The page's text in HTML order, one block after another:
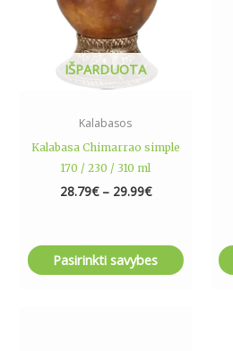
IŠPARDUOTA
Kalabasos
Kalabasa Chimarrao simple
170 / 230 / 310 ml
28.79€ – 29.99€
Pasirinkti savybes
options
may
be
chosen
on
page